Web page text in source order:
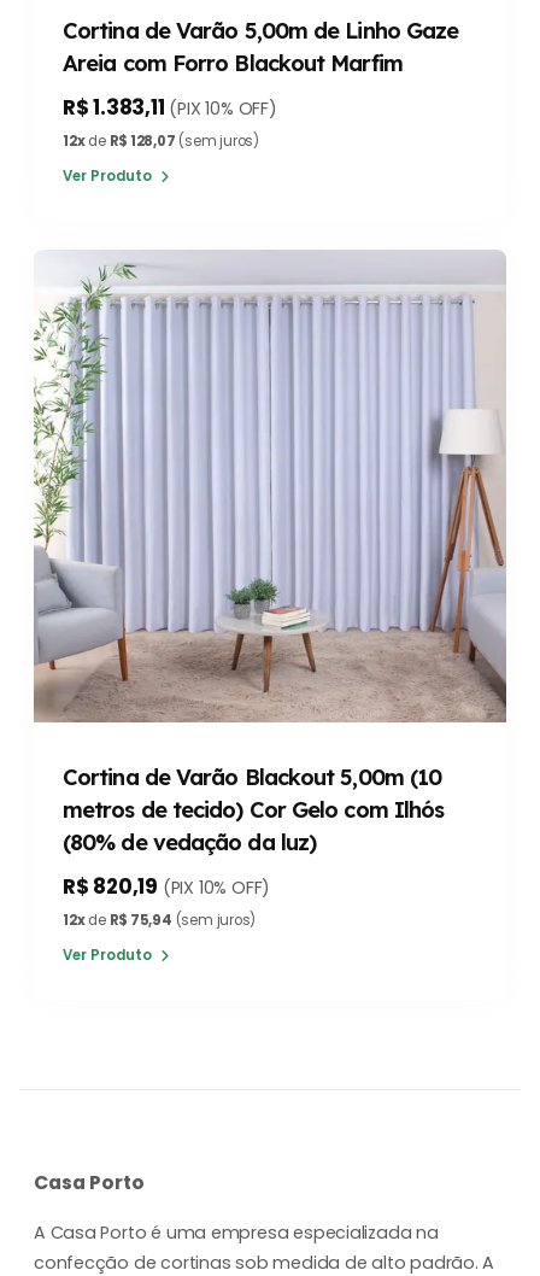
Cortina de Varão 5,00m de Linho Gaze
Areia com Forro Blackout Marfim
R$ 1.383,11 (PIX 10% OFF)
12xde R$ 128,07 (sem juros)
Ver Produto
Cortina de Varão Blackout 5,00m (10
metros de tecido) Cor Gelo com Ilhós
(80% de vedação da luz)
R$ 820,19 (PIX 10% OFF)
12xde R$ 75,94 (sem juros)
Ver Produto
Casa Porto
A Casa Porto é uma empresa especializada na
confecção de cortinas sob medida de alto padrão. A